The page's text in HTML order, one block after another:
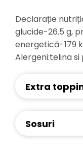
Declarație
glucide-26.5 g,
energetică-179
Alergeni:telina
Extra
Sosuri